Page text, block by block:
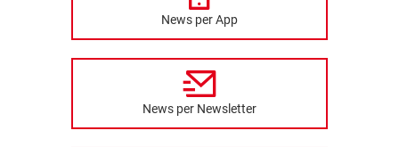
News per App
News per Newsletter